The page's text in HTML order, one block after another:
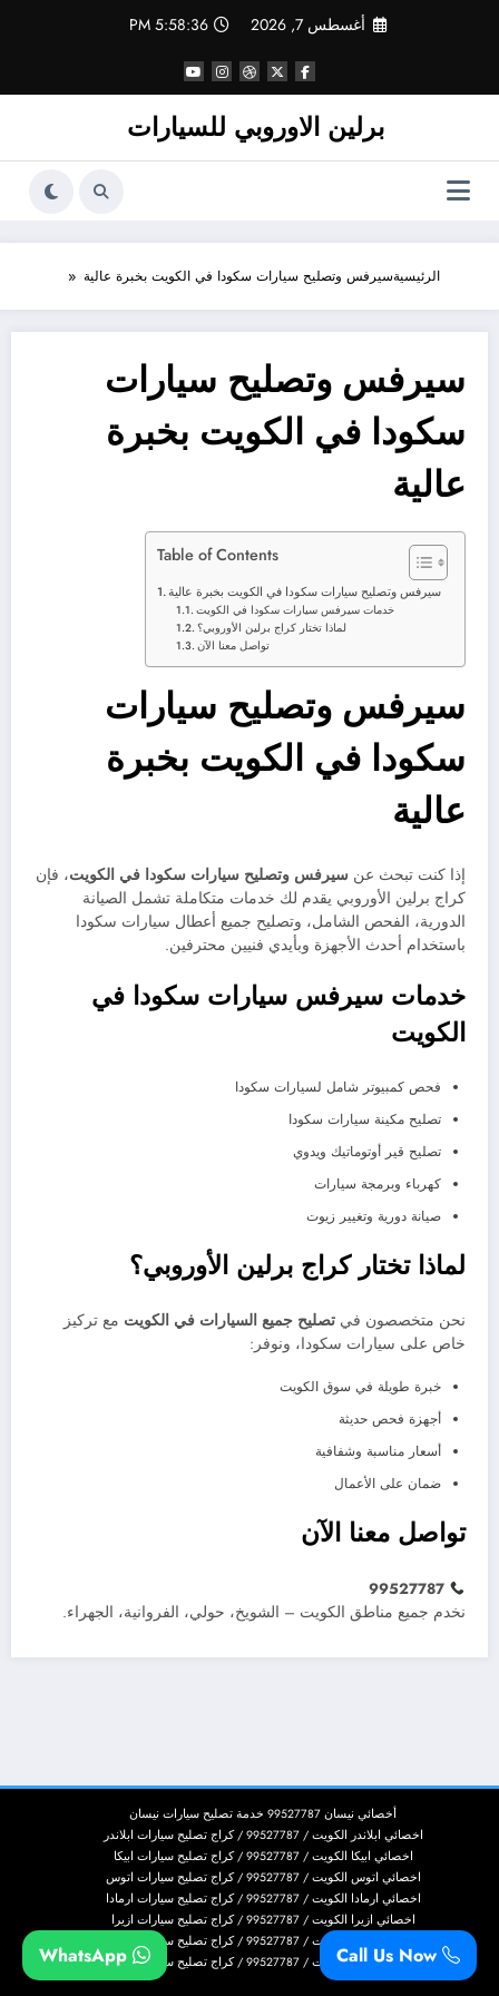
أغسطس 7, 2026 5:58:36 PM
برلين الاوروبي للسيارات
الرئيسيةسيرفس وتصليح سيارات سكودا في الكويت بخبرة عالية
سيرفس وتصليح سيارات
سكودا في الكويت بخبرة
عالية
Table of Contents
سيرفس وتصليح سيارات سكودا في الكويت بخبرة عالية
خدمات سيرفس سيارات سكودا في الكويت
لماذا تختار كراج برلين الأوروبي؟
تواصل معنا الآن
سيرفس وتصليح سيارات
سكودا في الكويت بخبرة
عالية
إذا كنت تبحث عن سيرفس وتصليح سيارات سكودا في الكويت، فإن
كراج برلين الأوروبي يقدم لك خدمات متكاملة تشمل الصيانة
الدورية، الفحص الشامل، وتصليح جميع أعطال سيارات سكودا
باستخدام أحدث الأجهزة وبأيدي فنيين محترفين.
خدمات سيرفس سيارات سكودا في
الكويت
فحص كمبيوتر شامل لسيارات سكودا
تصليح مكينة سيارات سكودا
تصليح قير أوتوماتيك ويدوي
كهرباء وبرمجة سيارات
صيانة دورية وتغيير زيوت
لماذا تختار كراج برلين الأوروبي؟
نحن متخصصون في تصليح جميع السيارات في الكويت مع تركيز
خاص على سيارات سكودا، ونوفر:
خبرة طويلة في سوق الكويت
أجهزة فحص حديثة
أسعار مناسبة وشفافية
ضمان على الأعمال
تواصل معنا الآن
99527787
نخدم جميع مناطق الكويت – الشويخ، حولي، الفروانية، الجهراء.
أخصائي نيسان 99527787 خدمة تصليح سيارات نيسان
اخصائي ابلاندر الكويت / 99527787 / كراج تصليح سيارات ابلاندر
اخصائي ابيكا الكويت / 99527787 / كراج تصليح سيارات ابيكا
اخصائي اتوس الكويت / 99527787 / كراج تصليح سيارات اتوس
اخصائي ارمادا الكويت / 99527787 / كراج تصليح سيارات ارمادا
اخصائي ازيرا الكويت / 99527787 / كراج تصليح سيارات ازيرا
اخصائي اسكاليد الكويت / 99527787 / كراج تصليح سيارات اسكاليد
اخصائي اسكيب الكويت / 99527787 / كراج تصليح سيارات اسكيب